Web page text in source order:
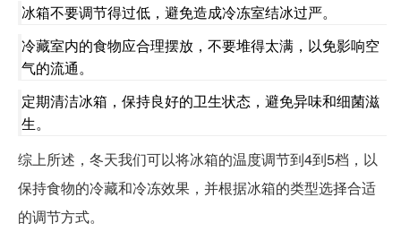
冰箱不要调节得过低，避免造成冷冻室结冰过严。
冷藏室内的食物应合理摆放，不要堆得太满，以免影响空
气的流通。
定期清洁冰箱，保持良好的卫生状态，避免异味和细菌滋
生。
综上所述，冬天我们可以将冰箱的温度调节到4到5档，以
保持食物的冷藏和冷冻效果，并根据冰箱的类型选择合适
的调节方式。